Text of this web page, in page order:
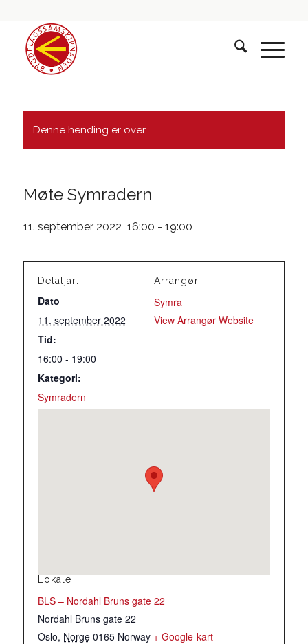
Denne hending er over.
Møte Symradern
11. september 2022 16:00 - 19:00
Detaljar:
Dato
11. september 2022
Tid:
16:00 - 19:00
Kategori:
Symradern
Arrangør
Symra
View Arrangør Website
Lokale
BLS – Nordahl Bruns gate 22
Nordahl Bruns gate 22
Oslo, Norge 0165 Norway + Google-kart